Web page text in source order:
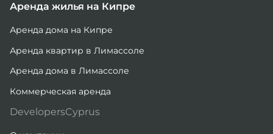
Аренда жилья на Кипре
Аренда дома на Кипре
Аренда квартир в Лимассоле
Аренда дома в Лимассоле
Коммерческая аренда
DevelopersCyprus